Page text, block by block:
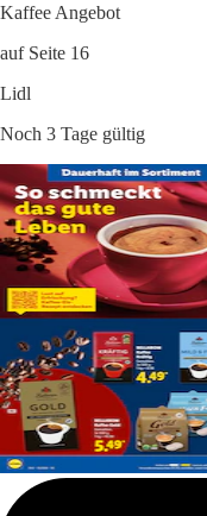
Kaffee Angebot
auf Seite 16
Lidl
Noch 3 Tage gültig